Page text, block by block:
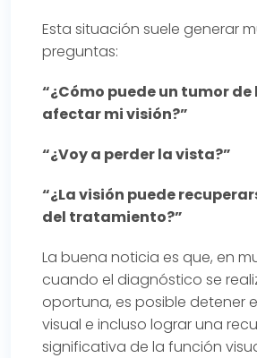
Esta situación suele generar
preguntas:
“¿Cómo puede un tumor
afectar mi visión?”
“¿Voy a perder la vista?”
“¿La visión puede
del tratamiento?”
La buena noticia es que, en
cuando el diagnóstico se
oportuna, es posible detener
visual e incluso lograr una
significativa de la función